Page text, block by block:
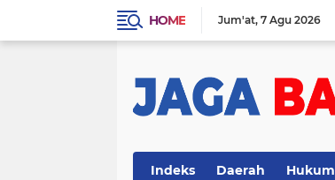
HOME Jum'at 7 Agu 2026
Indeks Daerah Hukum